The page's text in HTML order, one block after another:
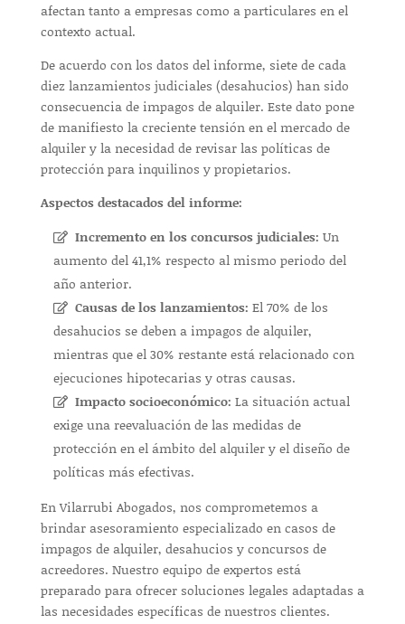
afectan tanto a empresas como a particulares en el
contexto actual.
De acuerdo con los datos del informe, siete de cada
diez lanzamientos judiciales (desahucios) han sido
consecuencia de impagos de alquiler. Este dato pone
de manifiesto la creciente tensión en el mercado de
alquiler y la necesidad de revisar las políticas de
protección para inquilinos y propietarios.
Aspectos destacados del informe:
Incremento en los concursos judiciales: Un
aumento del 41,1% respecto al mismo periodo del
año anterior.
Causas de los lanzamientos: El 70% de los
desahucios se deben a impagos de alquiler,
mientras que el 30% restante está relacionado con
ejecuciones hipotecarias y otras causas.
Impacto socioeconómico: La situación actual
exige una reevaluación de las medidas de
protección en el ámbito del alquiler y el diseño de
políticas más efectivas.
En Vilarrubi Abogados, nos comprometemos a
brindar asesoramiento especializado en casos de
impagos de alquiler, desahucios y concursos de
acreedores. Nuestro equipo de expertos está
preparado para ofrecer soluciones legales adaptadas a
las necesidades específicas de nuestros clientes.